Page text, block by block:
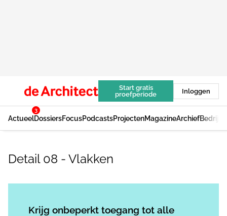
Start gratis
proefperiode
Inloggen
Actueel
3
DossiersFocusPodcastsProjectenMagazineArchief
Detail 08 - Vlakken
Krijg onbeperkt toegang tot alle